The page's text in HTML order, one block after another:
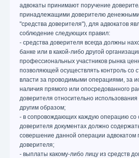
адвокаты принимают поручение
принадлежащими доверителю
"средства доверителя"), для адвокатов
соблюдение следующих правил:
- средства доверителя всегда должны
банке или в какой-либо другой
профессиональных участников рынка
позволяющей осуществлять контроль со
власти за проводимыми операциями, за
наличия прямого или опосредованного
доверителя относительно использования
другим образом;
- в сопровождающих каждую операцию со
доверителя документах должно
совершение данной операции адвокатом
доверителя;
- выплаты какому-либо лицу из средств